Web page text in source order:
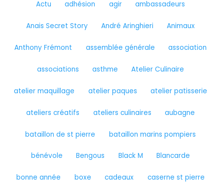
Actu adhésion agir ambassadeurs
Anais Secret Story André Aringhieri Animaux
Anthony Frémont assemblée générale association
associations asthme Atelier Culinaire
atelier maquillage atelier paques atelier patisserie
ateliers créatifs ateliers culinaires aubagne
bataillon de st pierre bataillon marins pompiers
bénévole Bengous Black M Blancarde
bonne année boxe cadeaux caserne st pierre